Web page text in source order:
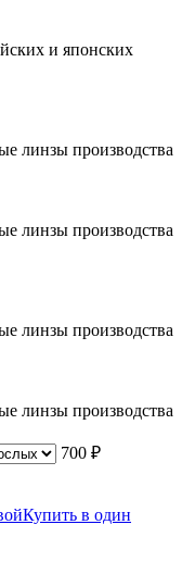
и японских
линзы производства
линзы производства
линзы производства
линзы производства
700 ₽
Купить в один